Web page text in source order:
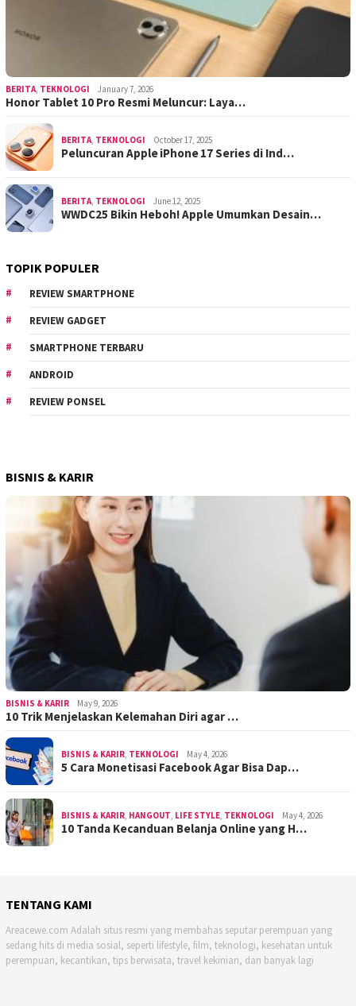
BERITA, TEKNOLOGI January 7, 2026
Honor Tablet 10 Pro Resmi Meluncur: Laya…
BERITA, TEKNOLOGI October 17, 2025
Peluncuran Apple iPhone 17 Series di Ind…
BERITA, TEKNOLOGI June 12, 2025
WWDC25 Bikin Heboh! Apple Umumkan Desain…
TOPIK POPULER
REVIEW SMARTPHONE
REVIEW GADGET
SMARTPHONE TERBARU
ANDROID
REVIEW PONSEL
BISNIS & KARIR
BISNIS & KARIR May 9, 2026
10 Trik Menjelaskan Kelemahan Diri agar …
BISNIS & KARIR, TEKNOLOGI May 4, 2026
5 Cara Monetisasi Facebook Agar Bisa Dap…
BISNIS & KARIR, HANGOUT, LIFE STYLE, TEKNOLOGI May 4, 2026
10 Tanda Kecanduan Belanja Online yang H…
TENTANG KAMI
Areacewe.com Adalah situs resmi yang membahas seputar perempuan yang
sedang hits di media sosial, seperti lifestyle, film, teknologi, kesehatan untuk
perempuan, kecantikan, tips berwisata, travel kekinian, dan banyak lagi